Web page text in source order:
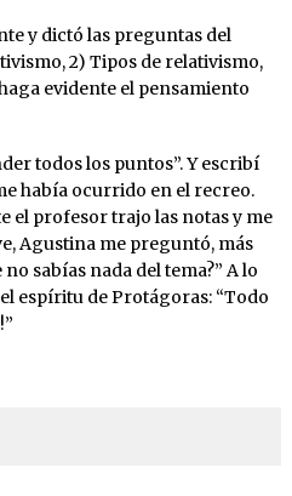
y dictó las preguntas del
2) Tipos de relativismo,
evidente el pensamiento
todos los puntos”. Y escribí
había ocurrido en el recreo.
el profesor trajo las notas y me
Agustina me preguntó, más
sabías nada del tema?” A lo
espíritu de Protágoras: “Todo